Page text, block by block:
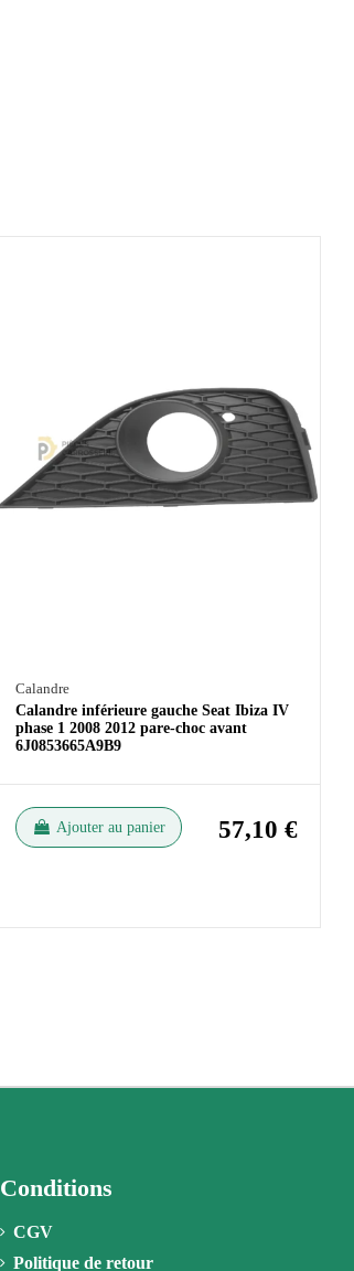
Calandre
Calandre inférieure gauche Seat Ibiza IV
phase 1 2008 2012 pare-choc avant
6J0853665A9B9
Ajouter au panier 57,10 €
Conditions
CGV
Politique de retour